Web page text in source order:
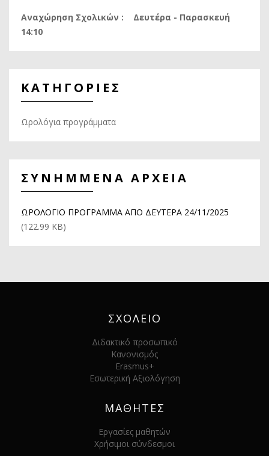
Αναχώρηση Σχολικών : Δευτέρα - Παρασκευή
14:10
ΚΑΤΗΓΟΡΙΕΣ
Ωρολόγια προγράμματα
ΣΥΝΗΜΜΕΝΑ ΑΡΧΕΙΑ
ΩΡΟΛΟΓΙΟ ΠΡΟΓΡΑΜΜΑ ΑΠΟ ΔΕΥΤΕΡΑ 24/11/2025
(122.99 KB)
ΣΧΟΛΕΙΟ
Διδακτικό προσωπικό
Κανονισμός
Erasmus+
Εσωτερική Αξιολόγηση
ΜΑΘΗΤΕΣ
Εργασίες μαθητών
Χρήσιμοι σύνδεσμοι